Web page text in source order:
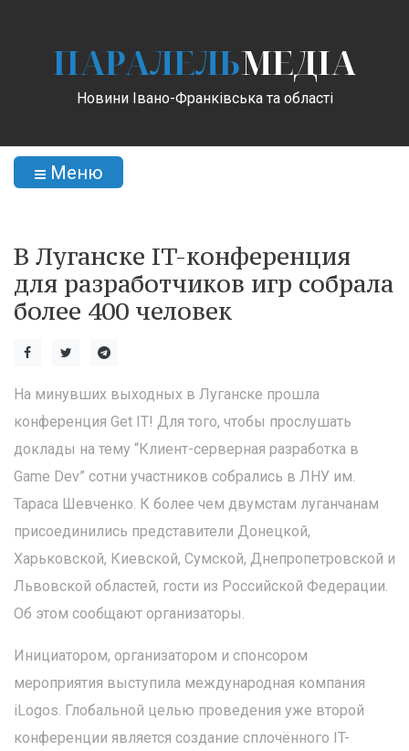
ПАРАЛЕЛЬМЕДІА
Новини Івано-Франківська та області
Меню
В Луганске IT-конференция
для разработчиков игр собрала
более 400 человек
На минувших выходных в Луганске прошла
конференция Get IT! Для того, чтобы прослушать
доклады на тему “Клиент-серверная разработка в
Game Dev” сотни участников собрались в ЛНУ им.
Тараса Шевченко. К более чем двумстам луганчанам
присоединились представители Донецкой,
Харьковской, Киевской, Сумской, Днепропетровской и
Львовской областей, гости из Российской Федерации.
Об этом сообщают организаторы.
Инициатором, организатором и спонсором
мероприятия выступила международная компания
iLogos. Глобальной целью проведения уже второй
конференции является создание сплочённого IT-